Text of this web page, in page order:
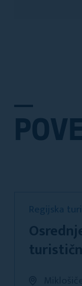
Regijska